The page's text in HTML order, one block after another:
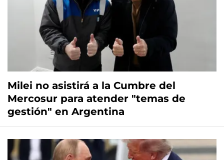
Milei no asistirá a la Cumbre del
Mercosur para atender "temas de
gestión" en Argentina